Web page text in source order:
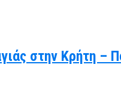
στην Κρήτη –